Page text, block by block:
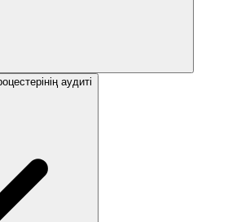
аудиті